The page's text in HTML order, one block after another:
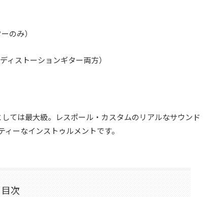
のみ）
ストーションギター両方）
ては最大級。レスポール・カスタムのリアルなサウンド
ーなインストゥルメントです。
目次